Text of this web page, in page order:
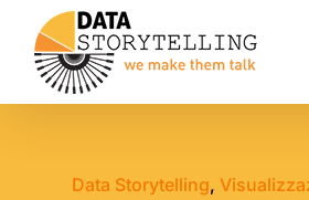
contenuto
Data Storytelling,